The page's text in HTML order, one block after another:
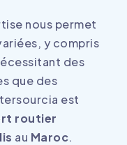
nous permet
y compris
des
que des
est
routier
au Maroc.